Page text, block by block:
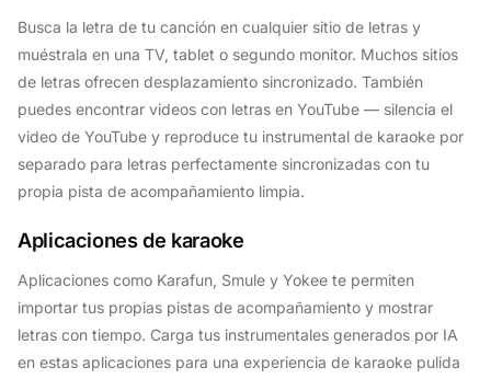
Busca la letra de tu canción en cualquier sitio de letras y
muéstrala en una TV, tablet o segundo monitor. Muchos sitios
de letras ofrecen desplazamiento sincronizado. También
puedes encontrar videos con letras en YouTube — silencia el
video de YouTube y reproduce tu instrumental de karaoke por
separado para letras perfectamente sincronizadas con tu
propia pista de acompañamiento limpia.
Aplicaciones de karaoke
Aplicaciones como Karafun, Smule y Yokee te permiten
importar tus propias pistas de acompañamiento y mostrar
letras con tiempo. Carga tus instrumentales generados por IA
en estas aplicaciones para una experiencia de karaoke pulida